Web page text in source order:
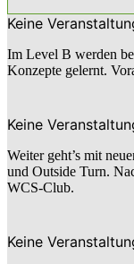
Keine
Im Level B werden
Konzepte gelernt.
Keine
Weiter geht’s mit
und Outside Turn.
WCS-Club.
Keine